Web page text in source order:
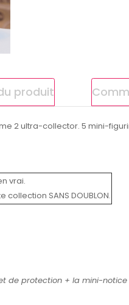
produit
2 ultra-collector. 5 mini-
vrai.
SANS DOUBLON.
de protection + la mini-notice